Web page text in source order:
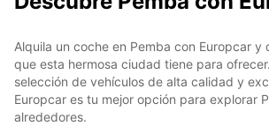
Alquila un coche en Pemba con Europcar y
que esta hermosa ciudad tiene para
selección de vehículos de alta calidad y
Europcar es tu mejor opción para explorar
alrededores.